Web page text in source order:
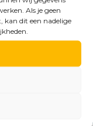
Als je geen
dit een nadelige